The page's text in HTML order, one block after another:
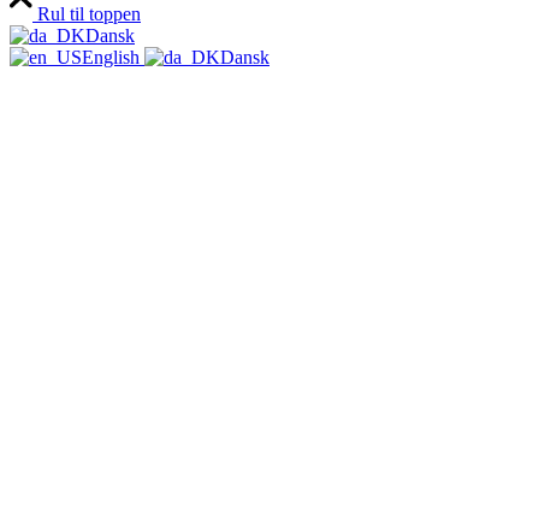
Rul til toppen
Dansk
English
Dansk